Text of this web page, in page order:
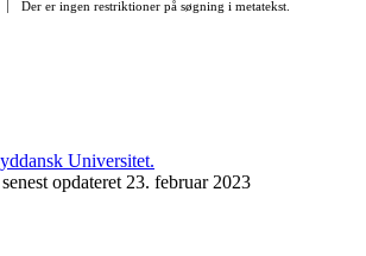
Der er ingen restriktioner på søgning i metatekst.
opdateret 23. februar 2023